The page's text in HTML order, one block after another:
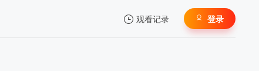
观看记录 登录